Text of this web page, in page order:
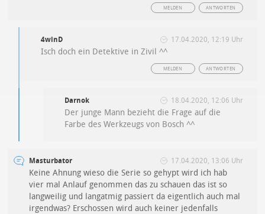
ANTWORTEN
MELDEN
4winD 17.04.2020, 12:19 Uhr
Isch doch ein Detektive in Zivil ^^
ANTWORTEN
MELDEN
Darnok 18.04.2020, 12:06 Uhr
Der junge Mann bezieht die Frage auf die
Farbe des Werkzeugs von Bosch ^^
Masturbator 17.04.2020, 13:06 Uhr
Keine Ahnung wieso die Serie so gehypt wird ich hab
vier mal Anlauf genommen das zu schauen das ist so
langweilig und langatmig passiert da eigentlich auch mal
irgendwas? Erschossen wird auch keiner jedenfalls